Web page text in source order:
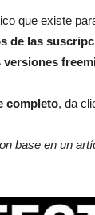
que existe
de las
completo, da
base en un